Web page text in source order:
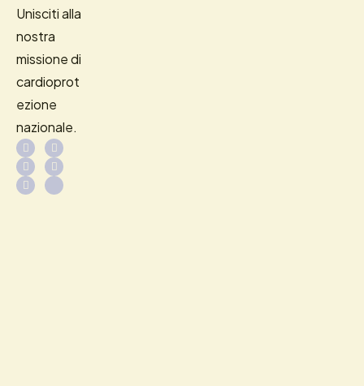
Unisciti alla
nostra
missione di
cardioprot
ezione
nazionale.